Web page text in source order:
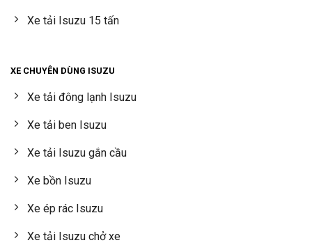
Xe tải Isuzu 15 tấn
XE CHUYÊN DÙNG ISUZU
Xe tải đông lạnh Isuzu
Xe tải ben Isuzu
Xe tải Isuzu gắn cầu
Xe bồn Isuzu
Xe ép rác Isuzu
Xe tải Isuzu chở xe